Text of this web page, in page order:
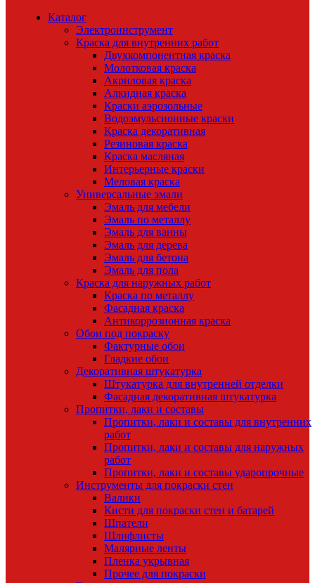
Каталог
Электроинструмент
Краска для внутренних работ
Двухкомпонентная краска
Молотковая краска
Акриловая краска
Алкидная краска
Краски аэрозольные
Водоэмульсионные краски
Краска декоративная
Резиновая краска
Краска масляная
Интерьерные краски
Меловая краска
Универсальные эмали
Эмаль для мебели
Эмаль по металлу
Эмаль для ванны
Эмаль для дерева
Эмаль для бетона
Эмаль для пола
Краска для наружных работ
Краска по металлу
Фасадная краска
Антикоррозионная краска
Обои под покраску
Фактурные обои
Гладкие обои
Декоративная штукатурка
Штукатурка для внутренней отделки
Фасадная декоративная штукатурка
Пропитки, лаки и составы
Пропитки, лаки и составы для внутренних
работ
Пропитки, лаки и составы для наружных
работ
Пропитки, лаки и составы ударопрочные
Инструменты для покраски стен
Валики
Кисти для покраски стен и батарей
Шпатели
Шлифлисты
Малярные ленты
Пленка укрывная
Прочее для покраски